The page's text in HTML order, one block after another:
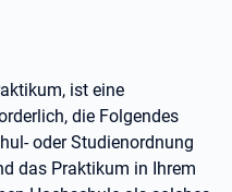
ist eine
die Folgendes
oder Studienordnung
das Praktikum in Ihrem